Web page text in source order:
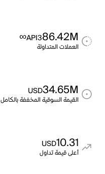
86.42M
API3
∞
العملات المتداولة
34.65M
USD
القيمة السوقية المخففة بالكامل
10.31
USD
أعلى قيمة تداول